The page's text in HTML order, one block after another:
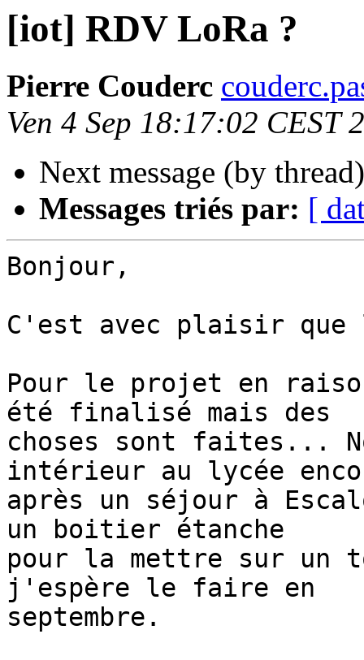
[iot] RDV LoRa ?
Pierre Couderc
Ven 4 Sep 18:17:02 CEST
Next message (by
Messages triés par: [
Bonjour,
C'est avec plaisir
Pour le projet en
été finalisé mais des
choses sont faites...
intérieur au lycée
après un séjour à
un boitier étanche
pour la mettre sur un
j'espère le faire en
septembre.